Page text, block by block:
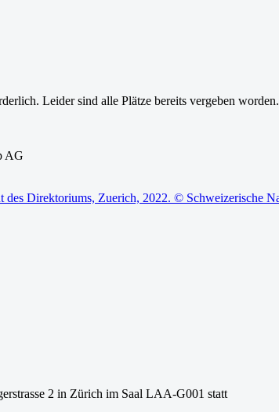
Leider sind alle Plätze bereits vergeben worden.
AG
2 in Zürich im Saal LAA-G001 statt